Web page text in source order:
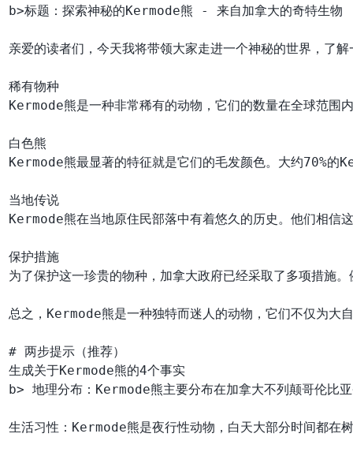
b>标题：探索神秘的Kermode熊 - 来自加拿大的奇特生物
亲爱的读者们，今天我将带领大家走进一个神秘的世界，了
稀有物种
Kermode熊是一种非常稀有的动物，它们的数量在全球范
白色熊
Kermode熊最显著的特征就是它们的毛发颜色。大约70%的
当地传说
Kermode熊在当地原住民部落中有着悠久的历史。他们相信
保护措施
为了保护这一珍贵的物种，加拿大政府已经采取了多项措施
总之，Kermode熊是一种独特而迷人的动物，它们不仅为大
# 两步提示（推荐）
生成关于Kermode熊的4个事实
b> 地理分布：Kermode熊主要分布在加拿大不列颠哥伦比
生活习性：Kermode熊是夜行性动物，白天大部分时间都在